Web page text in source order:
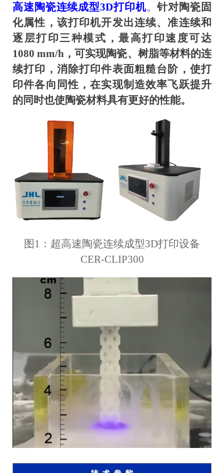
高速陶瓷连续成型3D打印机。针对陶瓷固
化属性，该打印机开发出连续、准连续和
逐层打印三种模式，最高打印速度可达
1080 mm/h，可实现陶瓷、树脂等材料的连
续打印，消除打印件表面粗糙台阶，使打
印件各向同性，在实现制造效率飞跃提升
的同时也使陶瓷材料具有更好的性能。
图1：超高速陶瓷连续成型3D打印设备
CER-CLIP300